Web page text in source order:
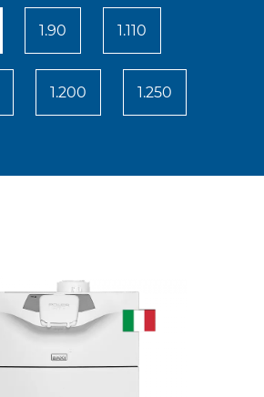
1.90 1.110
1.200 1.250